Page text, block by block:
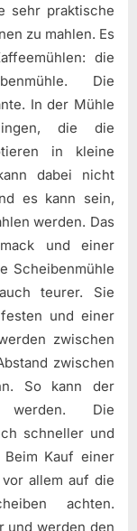
sehr praktische
zu mahlen. Es
die
Die
In der Mühle
die die
in kleine
dabei nicht
es kann sein,
werden. Das
und einer
Scheibenmühle
teurer. Sie
und einer
zwischen
zwischen
So kann der
werden. Die
schneller und
Beim Kauf einer
allem auf die
achten.
und werden den